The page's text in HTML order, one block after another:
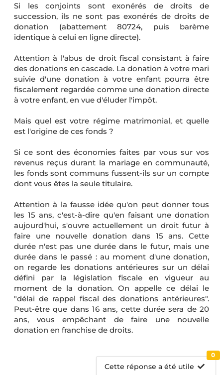
Si les conjoints sont exonérés de droits de
succession, ils ne sont pas exonérés de droits de
donation (abattement 80724, puis barème
identique à celui en ligne directe).
Attention à l'abus de droit fiscal consistant à faire
des donations en cascade. La donation à votre mari
suivie d'une donation à votre enfant pourra être
fiscalement regardée comme une donation directe
à votre enfant, en vue d'éluder l'impôt.
Mais quel est votre régime matrimonial, et quelle
est l'origine de ces fonds ?
Si ce sont des économies faites par vous sur vos
revenus reçus durant la mariage en communauté,
les fonds sont communs fussent-ils sur un compte
dont vous êtes la seule titulaire.
Attention à la fausse idée qu'on peut donner tous
les 15 ans, c'est-à-dire qu'en faisant une donation
aujourd'hui, s'ouvre actuellement un droit futur à
faire une nouvelle donation dans 15 ans. Cette
durée n'est pas une durée dans le futur, mais une
durée dans le passé : au moment d'une donation,
on regarde les donations antérieures sur un délai
défini par la législation fiscale en vigueur au
moment de la donation. On appelle ce délai le
"délai de rappel fiscal des donations antérieures".
Peut-être que dans 16 ans, cette durée sera de 20
ans, vous empêchant de faire une nouvelle
donation en franchise de droits.
Cette réponse a été utile
0